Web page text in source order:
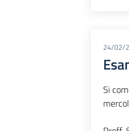
24/02/
Si